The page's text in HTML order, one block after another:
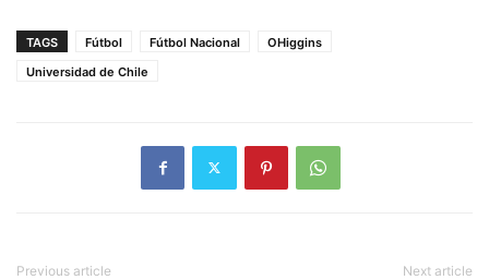
TAGS Fútbol Fútbol Nacional
OHiggins
Universidad de Chile
Previous article Next article